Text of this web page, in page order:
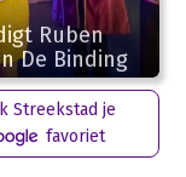
Ruben
De Binding
Streekstad je
favoriet